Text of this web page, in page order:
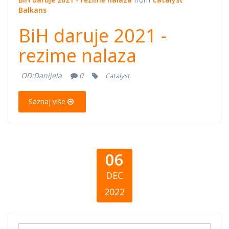
Balkans
BiH daruje 2021 -
rezime nalaza
OD:Danijela 0 Catalyst
Saznaj više
06
DEC
2022